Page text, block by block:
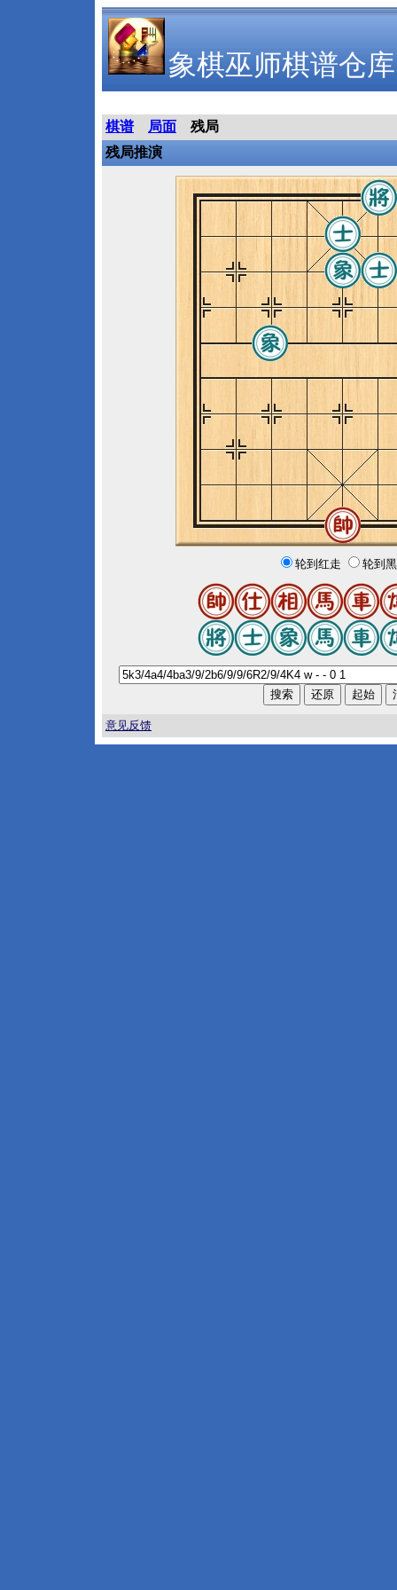
象棋巫师棋谱仓库
棋谱 局面
残局
残局推演
轮到红走 轮到
意见反馈